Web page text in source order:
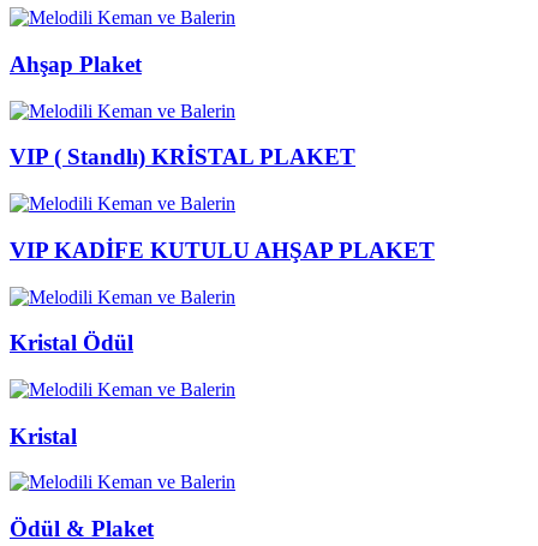
Ahşap Plaket
VIP ( Standlı) KRİSTAL PLAKET
VIP KADİFE KUTULU AHŞAP PLAKET
Kristal Ödül
Kristal
Ödül & Plaket